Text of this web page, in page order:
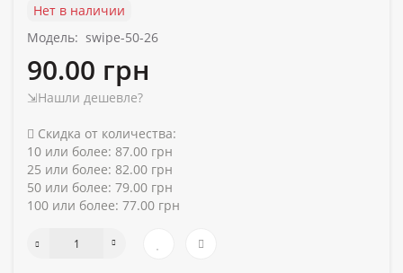
Нет в наличии
Модель: swipe-50-26
90.00 грн
⇲Нашли дешевле?
Скидка от количества:
10 или более: 87.00 грн
25 или более: 82.00 грн
50 или более: 79.00 грн
100 или более: 77.00 грн